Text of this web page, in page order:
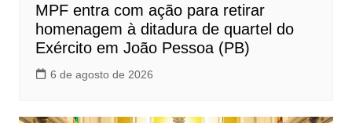
MPF entra com ação para retirar
homenagem à ditadura de quartel do
Exército em João Pessoa (PB)
6 de agosto de 2026